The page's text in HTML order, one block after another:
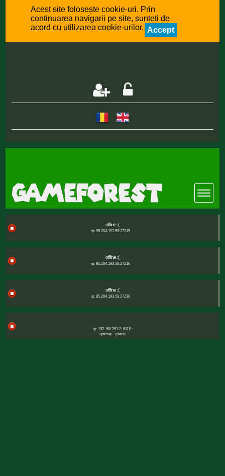
Acest site folosește cookie-uri. Prin
continuarea navigarii pe site, sunteti de
acord cu utilizarea cookie-urilor. Accept
offline :(
ip: 85.204.193.58:27215
offline :(
ip: 85.204.193.58:27216
offline :(
ip: 85.204.193.58:27218
ip: 192.168.251.2:10011:
uptime:
users: